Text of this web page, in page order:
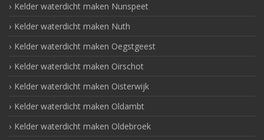
Kelder waterdicht maken Nunspeet
Kelder waterdicht maken Nuth
Kelder waterdicht maken Oegstgeest
Kelder waterdicht maken Oirschot
Kelder waterdicht maken Oisterwijk
Kelder waterdicht maken Oldambt
Kelder waterdicht maken Oldebroek